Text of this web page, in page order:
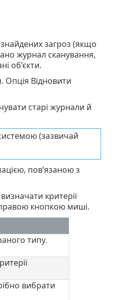
знайдених загроз (якщо
журнал сканування,
об’єкти.
Відновити
старі журнали й
(зазвичай
пов’язаною з
критерії
кнопкою миші.
типу.
вибрати